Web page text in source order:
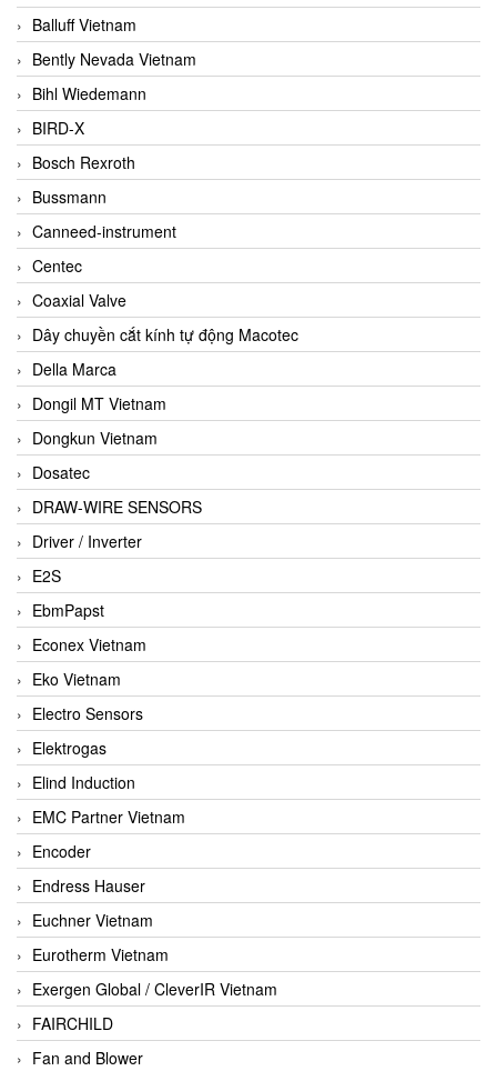
Balluff Vietnam
Bently Nevada Vietnam
Bihl Wiedemann
BIRD-X
Bosch Rexroth
Bussmann
Canneed-instrument
Centec
Coaxial Valve
Dây chuyền cắt kính tự động Macotec
Della Marca
Dongil MT Vietnam
Dongkun Vietnam
Dosatec
DRAW-WIRE SENSORS
Driver / Inverter
E2S
EbmPapst
Econex Vietnam
Eko Vietnam
Electro Sensors
Elektrogas
Elind Induction
EMC Partner Vietnam
Encoder
Endress Hauser
Euchner Vietnam
Eurotherm Vietnam
Exergen Global / CleverIR Vietnam
FAIRCHILD
Fan and Blower